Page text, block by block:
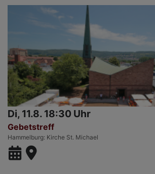
Di, 11.8. 18:30 Uhr
Gebetstreff
Hammelburg Kirche St. Michael